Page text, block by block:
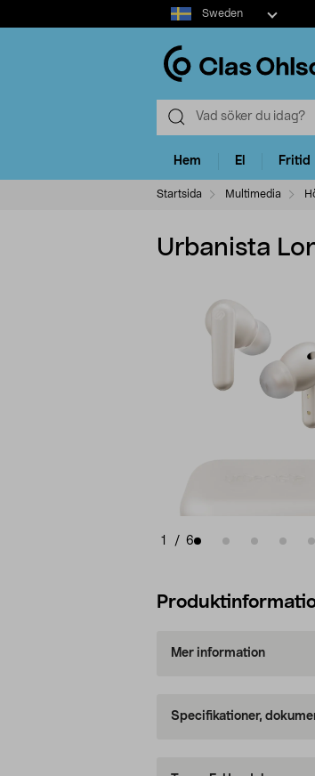
Select
market
Sweden
Hem El Fritid
Startsida Multimedia
Urbanista
1 / 6
Mer information
Specifikationer,